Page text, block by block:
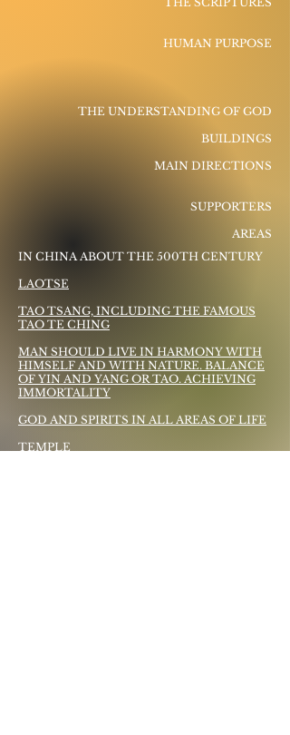
HUMAN PURPOSE
THE UNDERSTANDING OF GOD
BUILDINGS
MAIN DIRECTIONS
SUPPORTERS
AREAS
IN CHINA ABOUT THE 500TH CENTURY
LAOTSE
TAO TSANG, INCLUDING THE FAMOUS
TAO TE CHING
MAN SHOULD LIVE IN HARMONY WITH
HIMSELF AND WITH NATURE. BALANCE
OF YIN AND YANG OR TAO. ACHIEVING
IMMORTALITY
GOD AND SPIRITS IN ALL AREAS OF LIFE
TEMPLE